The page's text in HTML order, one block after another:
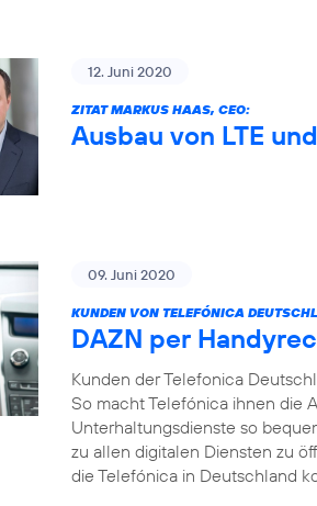
12. Juni 2020
ZITAT MARKUS HAAS, CEO:
Ausbau von LTE
09. Juni 2020
KUNDEN VON TELEFÓNICA
DAZN per
Kunden der Telefonica
So macht Telefónica ihnen die
Unterhaltungsdienste so
zu allen digitalen Diensten zu
die Telefónica in Deutschland